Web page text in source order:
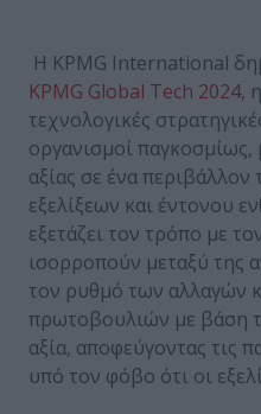
Η KPMG International
KPMG Global Tech 2024,
τεχνολογικές
οργανισμοί
αξίας σε ένα
εξελίξεων και έντονου
εξετάζει τον τρόπο με
ισορροπούν μεταξύ της
τον ρυθμό των αλλαγών
πρωτοβουλιών με βάση
αξία, αποφεύγοντας τις
υπό τον φόβο ότι οι